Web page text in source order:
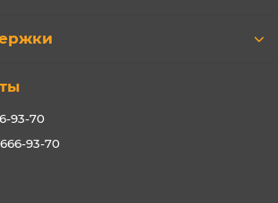
93-70
93-70